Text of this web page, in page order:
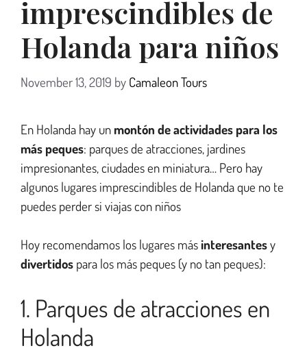
imprescindibles de
Holanda para niños
November 13, 2019 by Camaleon Tours
En Holanda hay un montón de actividades para los
más peques: parques de atracciones, jardines
impresionantes, ciudades en miniatura… Pero hay
algunos lugares imprescindibles de Holanda que no te
puedes perder si viajas con niños
Hoy recomendamos los lugares másinteresantesy
divertidos para los más peques (y no tan peques):
1. Parques de atracciones en
Holanda